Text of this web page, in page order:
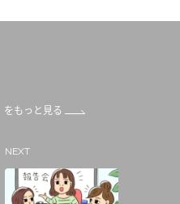
をもっと見る
NEXT